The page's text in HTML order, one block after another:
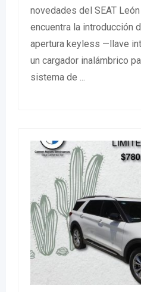
novedades del SEAT
encuentra la introducción
apertura keyless —llave
un cargador inalámbrico
sistema de ...